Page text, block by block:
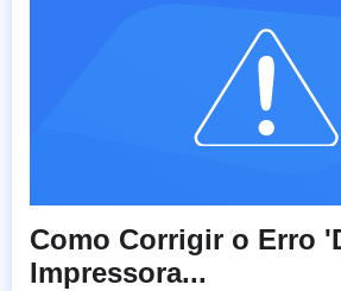
Como Corrigir o Erro
Impressora...